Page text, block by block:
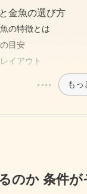
金魚の選び方
の特徴とは
目安
イアウト
もっ
のか 条件